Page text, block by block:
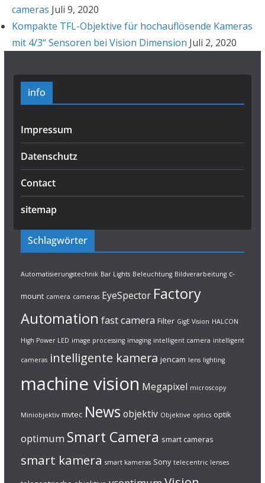
cameras Juli 9, 2020
Kompakte TFL-Objektive für hochauflösende Kameras
mit 4/3“ Sensoren bei Vision Dimension Juli 2, 2020
info
Impressum
Datenschutz
Contact
sitemap
Schlagwörter
Automatisierungstechnik Bar Lights Beleuchtung Bildverarbeitung c-
mount camera cameras EyeSpector Factory
Automation fast camera Filter GigE Vision HALCON
High Power LED image processing imaging intelligent camera intelligent
cameras intelligente kamera jencam lens lighting
machine vision Megapixel microscopy
Miniobjektiv mvtec News objektiv Objektive optics optik
optimum Smart Camera smart cameras
smart kamera smart kameras Sony telecentric lenses